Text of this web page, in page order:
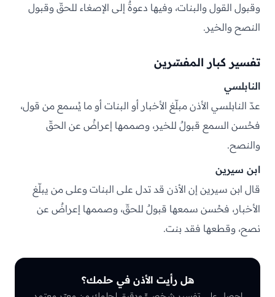
وقبول القول والبنات، وفيها دعوةٌ إلى الإصغاء للحقّ وقبول
النصح والخير.
تفسير كبار المفسّرين
النابلسي
عدّ النابلسي الأذن مبلّغ الأخبار أو البنات أو ما يُسمع من قول،
فحُسن السمع قبولٌ للخير، وصممها إعراضٌ عن الحقّ
والنصح.
ابن سيرين
قال ابن سيرين إن الأذن قد تدل على البنات وعلى من يبلّغ
الأخبار، فحُسن سمعها قبولٌ للحقّ، وصممها إعراضٌ عن
نصح، وقطعها فقد بنت.
هل رأيت الأذن في حلمك؟